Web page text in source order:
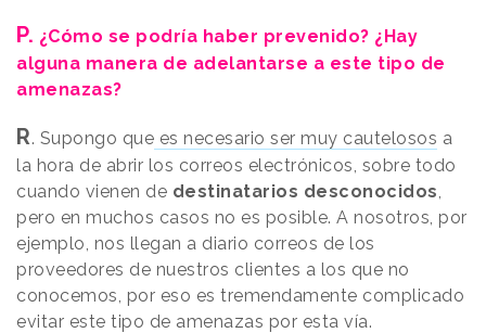
P. ¿Cómo se podría haber prevenido? ¿Hay
alguna manera de adelantarse a este tipo de
amenazas?
R. Supongo que es necesario ser muy cautelosos a
la hora de abrir los correos electrónicos, sobre todo
cuando vienen de destinatarios desconocidos,
pero en muchos casos no es posible. A nosotros, por
ejemplo, nos llegan a diario correos de los
proveedores de nuestros clientes a los que no
conocemos, por eso es tremendamente complicado
evitar este tipo de amenazas por esta vía.